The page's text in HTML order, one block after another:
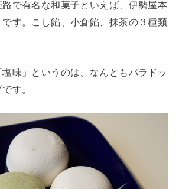
で有名な和菓子といえば、伊勢屋本
す。こし餡、小倉餡、抹茶の３種類
味」というのは、なんともパラドッ
す。